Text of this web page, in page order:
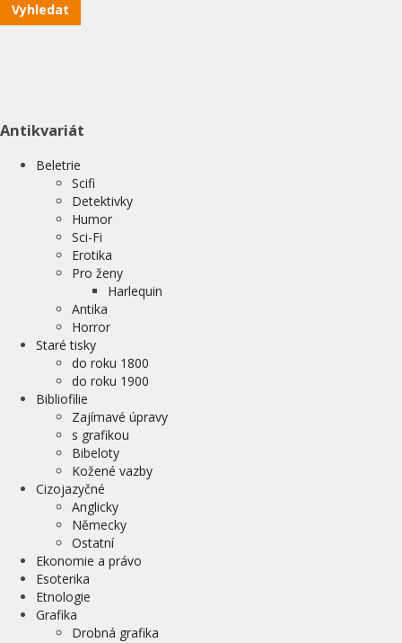
Vyhledat
Antikvariát
Beletrie
Scifi
Detektivky
Humor
Sci-Fi
Erotika
Pro ženy
Harlequin
Antika
Horror
Staré tisky
do roku 1800
do roku 1900
Bibliofilie
Zajímavé úpravy
s grafikou
Bibeloty
Kožené vazby
Cizojazyčné
Anglicky
Německy
Ostatní
Ekonomie a právo
Esoterika
Etnologie
Grafika
Drobná grafika